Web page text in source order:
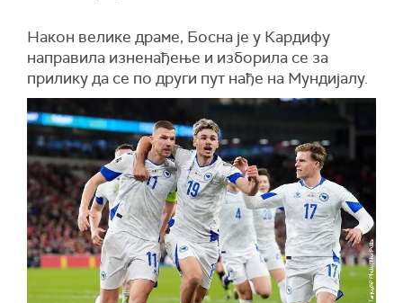
Након велике драме, Босна је у Кардифу
направила изненађење и изборила се за
прилику да се по други пут нађе на Мундијалу.